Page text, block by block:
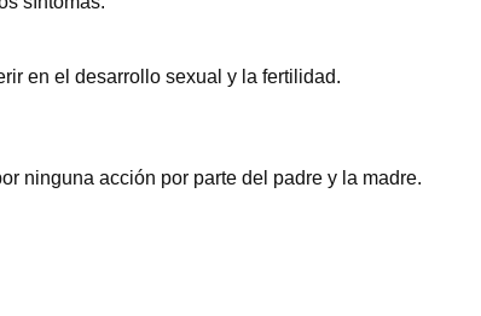
en el desarrollo sexual y la fertilidad.
ninguna acción por parte del padre y la madre.